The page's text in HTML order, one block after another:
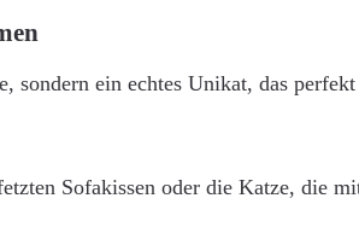
sondern ein echtes Unikat, das
Sofakissen oder die Katze, die